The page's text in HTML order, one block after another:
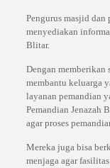
Pengurus masjid
menyediakan
Blitar.
Dengan memberikan
membantu keluarga
layanan pemandian
Pemandian Jenazah
agar proses
Mereka juga bisa
menjaga agar